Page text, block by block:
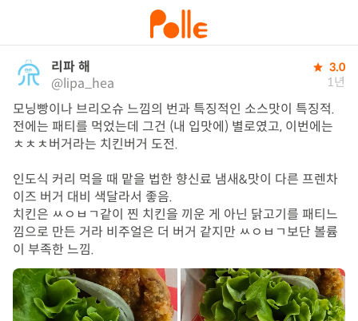
리파 해
@lipa_hea
3.0
1년
모닝빵이나 브리오슈 느낌의 번과 특징적인 소스맛이 특징적.
전에는 패티를 먹었는데 그건 (내 입맛에) 별로였고, 이번에는
ㅊㅊㅊ버거라는 치킨버거 도전.
인도식 커리 먹을 때 맡을 법한 향신료 냄새&맛이 다른 프렌차
이즈 버거 대비 색달라서 좋음.
치킨은 ㅆㅇㅂㄱ같이 찐 치킨을 끼운 게 아닌 닭고기를 패티느
낌으로 만든 거라 비주얼은 더 버거 같지만 ㅆㅇㅂㄱ보단 볼륨
이 부족한 느낌.